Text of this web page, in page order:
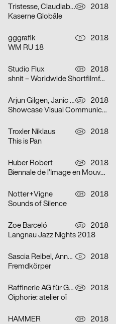
Tristesse, Claudiabasel Grafik & Interaktion CH
2018
Kaserne Globâle
gggrafik D
2018
WM RU 18
Studio Flux CH
2018
shnit – Worldwide Shortfilmfestival
Arjun Gilgen, Janic Fotsch, Pascal Sennhauser CH
2018
Showcase Visual Communication
Troxler Niklaus CH
2018
This is Pan
Huber Robert CH
2018
Biennale de l’Image en Mouvement 2018
Notter+Vigne CH
2018
Sounds of Silence
Zoe Barceló CH
2018
Langnau Jazz Nights 2018
Sascia Reibel, Anna Cairns D
2018
Fremdkörper
Raffinerie AG für Gestaltung CH
2018
Oïphorie: atelier oï
HAMMER CH
2018